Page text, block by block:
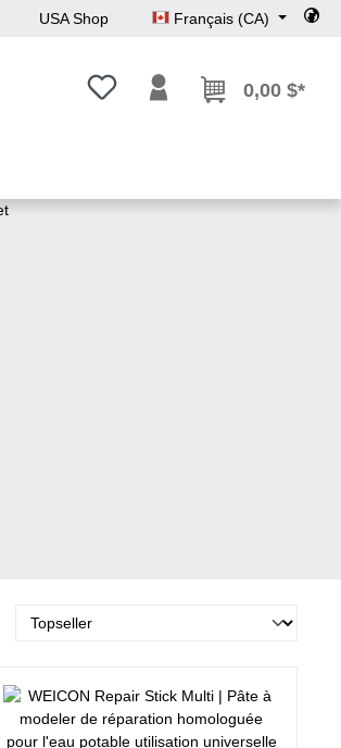
USA Shop Français (CA)
Vous avez 0 articles dans votre
0,00 $*